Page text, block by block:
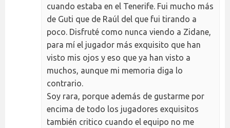
cuando estaba en el Tenerife. Fui mucho más
de Guti que de Raúl del que fui tirando a
poco. Disfruté como nunca viendo a Zidane,
para mí el jugador más exquisito que han
visto mis ojos y eso que ya han visto a
muchos, aunque mi memoria diga lo
contrario.
Soy rara, porque además de gustarme por
encima de todo los jugadores exquisitos
también critico cuando el equipo no me